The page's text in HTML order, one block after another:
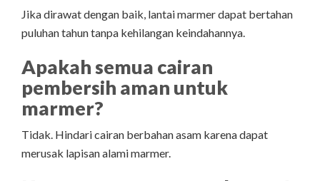
Jika dirawat dengan baik, lantai marmer dapat bertahan
puluhan tahun tanpa kehilangan keindahannya.
Apakah semua cairan
pembersih aman untuk
marmer?
Tidak. Hindari cairan berbahan asam karena dapat
merusak lapisan alami marmer.